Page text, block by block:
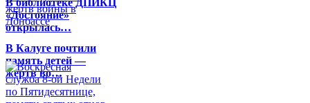
В библиотеке ДПИКЦ
«Достояние»
открылась…
В Калуге почтили
память детей —
жертв во…